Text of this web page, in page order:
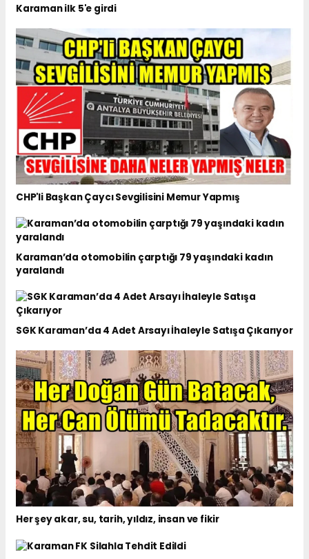
Karaman ilk 5'e girdi
CHP'li Başkan Çaycı Sevgilisini Memur Yapmış
Karaman’da otomobilin çarptığı 79 yaşındaki kadın
yaralandı
SGK Karaman’da 4 Adet Arsayı İhaleyle Satışa Çıkarıyor
Her şey akar, su, tarih, yıldız, insan ve fikir